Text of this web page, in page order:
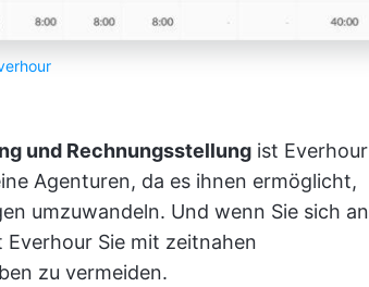
und Rechnungsstellung ist Everhour
Agenturen, da es ihnen ermöglicht,
umzuwandeln. Und wenn Sie sich an
Sie mit zeitnahen
zu vermeiden.